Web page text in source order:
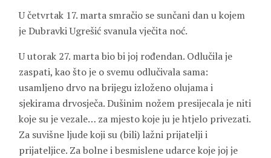
U četvrtak 17. marta smračio se sunčani dan u kojem
je Dubravki Ugrešić svanula vječita noć.
U utorak 27. marta bio bi joj rođendan. Odlučila je
zaspati, kao što je o svemu odlučivala sama:
usamljeno drvo na brijegu izloženo olujama i
sjekirama drvosječa. Dušinim nožem presijecala je niti
koje su je vezale… za mjesto koje ju je htjelo privezati.
Za suvišne ljude koji su (bili) lažni prijatelji i
prijateljice. Za bolne i besmislene udarce koje joj je